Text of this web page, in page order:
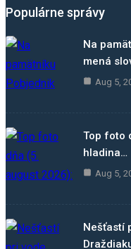
Populárne správy
Na
mená
Aug 5,
Top foto
hladina…
Aug 5,
Nešťastí